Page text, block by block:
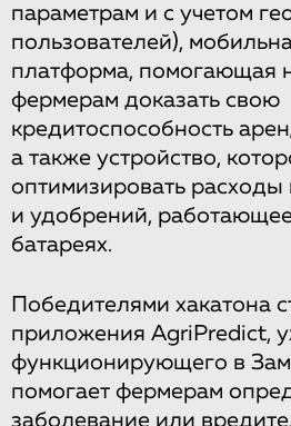
параметрам и с учетом
пользователей),
платформа, помогающая
фермерам доказать свою
кредитоспособность
а также устройство,
оптимизировать
и удобрений,
батареях.
Победителями хакатона
приложения AgriPredict,
функционирующего в
помогает фермерам
заболевание или